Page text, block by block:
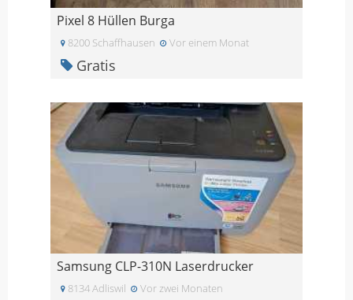
Pixel 8 Hüllen Burga
8200 Schaffhausen Vor einem Monat
Gratis
Samsung CLP-310N Laserdrucker
8134 Adliswil Vor zwei Monaten